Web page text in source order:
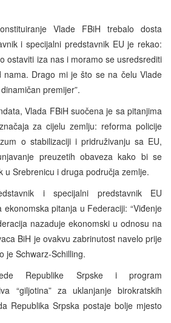
Vlade FBiH trebalo dosta
i specijalni predstavnik EU je rekao:
ostaviti iza nas i moramo se usredsrediti
nama. Drago mi je što se na čelu Vlade
premijer”.
Vlada FBiH suočena je sa pitanjima
za cijelu zemlju: reforma policije
o stabilizaciji i pridruživanju sa EU,
preuzetih obaveza kako bi se
u Srebrenicu i druga područja zemlje.
i specijalni predstavnik EU
pitanja u Federaciji: “Viđenje
nazaduje ekonomski u odnosu na
BiH je ovakvu zabrinutost navelo prije
je Schwarz-Schilling.
Republike Srpske i program
“giljotina” za uklanjanje birokratskih
Republika Srpska postaje bolje mjesto